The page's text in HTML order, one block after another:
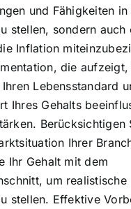
und Fähigkeiten in
stellen, sondern auch
Inflation
die
Lebensstandard
Ihres Gehalts
Berücksichtigen
Ihrer
Ihr Gehalt mit dem
um realistische
stellen. Effektive